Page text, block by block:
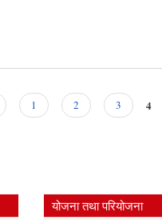
1 2 3 4
योजना तथा परियोजना